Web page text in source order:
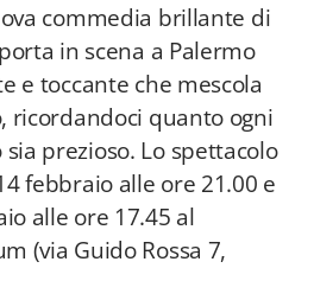
commedia brillante di
in scena a Palermo
e toccante che mescola
ricordandoci quanto ogni
prezioso. Lo spettacolo
febbraio alle ore 21.00 e
alle ore 17.45 al
(via Guido Rossa 7,